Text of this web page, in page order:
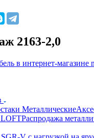
2163-2,0
в интернет-магазине
Металлические
Распродажа